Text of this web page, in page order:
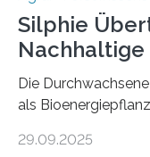
Silphie
Die
als
mehrjährigen
29.09.2025